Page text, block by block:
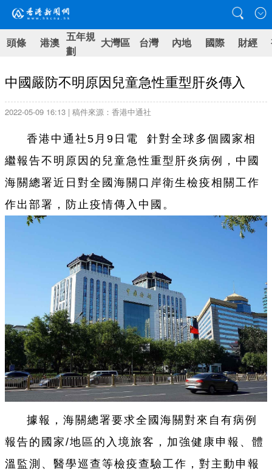
頭條 港澳 五年規
劃
大灣區 台灣 內地 國際 財經
中國嚴防不明原因兒童急性重型肝炎傳入
2022-05-09 16:13 | 稿件來源：香港中通社
香港中通社5月9日電 針對全球多個國家相
繼報告不明原因的兒童急性重型肝炎病例，中國
海關總署近日對全國海關口岸衛生檢疫相關工作
作出部署，防止疫情傳入中國。
據報，海關總署要求全國海關對來自有病例
報告的國家/地區的入境旅客，加強健康申報、體
溫監測、醫學巡查等檢疫查驗工作，對主動申報